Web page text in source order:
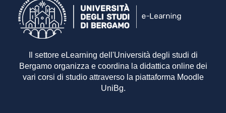
Il settore eLearning dell'Università degli studi di
Bergamo organizza e coordina la didattica online dei
vari corsi di studio attraverso la piattaforma Moodle
UniBg.